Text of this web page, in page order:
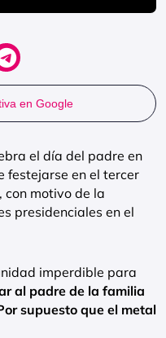
en Google
el día del padre en
festejarse en el tercer
con motivo de la
presidenciales en el
imperdible para
al padre de la familia
supuesto que el metal